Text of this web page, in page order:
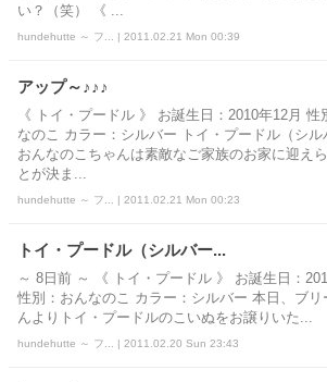
い？（笑） 《 ...
hundehutte ～ フ... | 2011.02.21 Mon 00:39
アップ～♪♪♪
《 トイ・プードル 》 お誕生日：2010年12月 性
なのこ カラー：シルバー トイ・プードル（シル
おんなのこちゃんは素敵なご家族のお家に迎え
とが決ま...
hundehutte ～ フ... | 2011.02.21 Mon 00:23
トイ・プードル（シルバー...
～ 8日前 ～ 《 トイ・プードル 》 お誕生日：
性別：おんなのこ カラー：シルバー 本日、ブリ
んよりトイ・プードルのこいぬをお譲りいた...
hundehutte ～ フ... | 2011.02.20 Sun 23:43